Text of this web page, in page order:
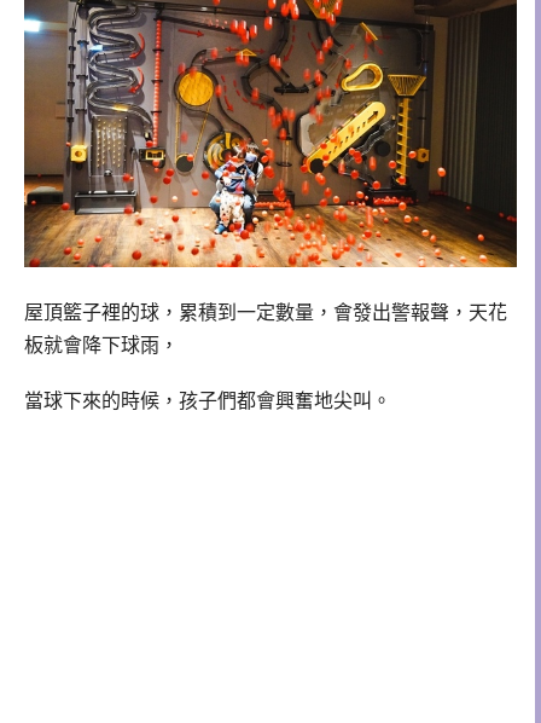
屋頂籃子裡的球，累積到一定數量，會發出警報聲，天花
板就會降下球雨，
當球下來的時候，孩子們都會興奮地尖叫。